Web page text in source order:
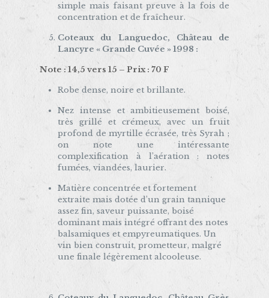
simple mais faisant preuve à la fois de
concentration et de fraîcheur.
Coteaux du Languedoc, Château de
Lancyre « Grande Cuvée » 1998 :
Note : 14,5 vers 15 – Prix : 70 F
Robe dense, noire et brillante.
Nez intense et ambitieusement boisé,
très grillé et crémeux, avec un fruit
profond de myrtille écrasée, très Syrah ;
on note une intéressante
complexification à l’aération : notes
fumées, viandées, laurier.
Matière concentrée et fortement
extraite mais dotée d’un grain tannique
assez fin, saveur puissante, boisé
dominant mais intégré offrant des notes
balsamiques et empyreumatiques. Un
vin bien construit, prometteur, malgré
une finale légèrement alcooleuse.